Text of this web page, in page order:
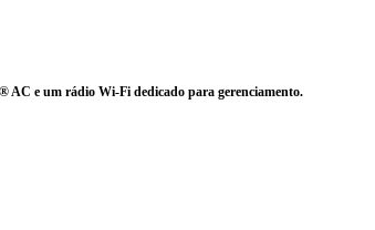
AC e um rádio Wi-Fi dedicado para gerenciamento.